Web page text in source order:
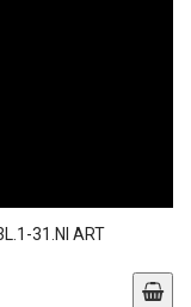
31.NI ART